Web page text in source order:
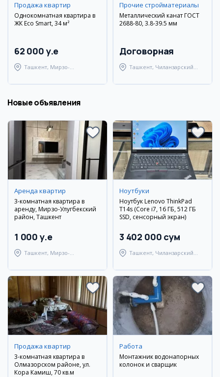
Продажа квартир
Однокомнатная квартира в
ЖК Eco Smart, 34 м²
62 000 y.e
Ташкент, Мирзо-
Прочие стройматериалы
Металлический канат ГОСТ
2688-80, 3.8-39.5 мм
Договорная
Ташкент, Чиланзарский
Новые объявления
Аренда квартир
3-комнатная квартира в
аренду, Мирзо-Улугбекский
район, Ташкент
1 000 y.e
Ташкент, Мирзо-
Ноутбуки
Ноутбук Lenovo ThinkPad
T14s (Core i7, 16 ГБ, 512 ГБ
SSD, сенсорный экран)
3 402 000 сум
Ташкент, Чиланзарский
Продажа квартир
3-комнатная квартира в
Олмазорском районе, ул.
Кора Камиш, 70 кв.м
Работа
Монтажник водонапорных
колонок и сварщик